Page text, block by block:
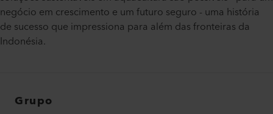
negócio em crescimento e um futuro seguro - uma história
de sucesso que impressiona para além das fronteiras da
Indonésia.
Grupo